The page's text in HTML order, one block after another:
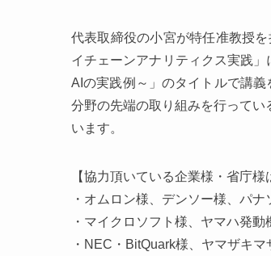
代表取締役の小宮が特任准教授
イチェーンアナリティクス実践
AIの実践例～」のタイトルで講
分野の先端の取り組みを行って
います。
【協力頂いている企業様・省庁
・オムロン様、デンソー様、パ
・マイクロソフト様、ヤマハ発
・NEC・BitQuark様、ヤマザキ